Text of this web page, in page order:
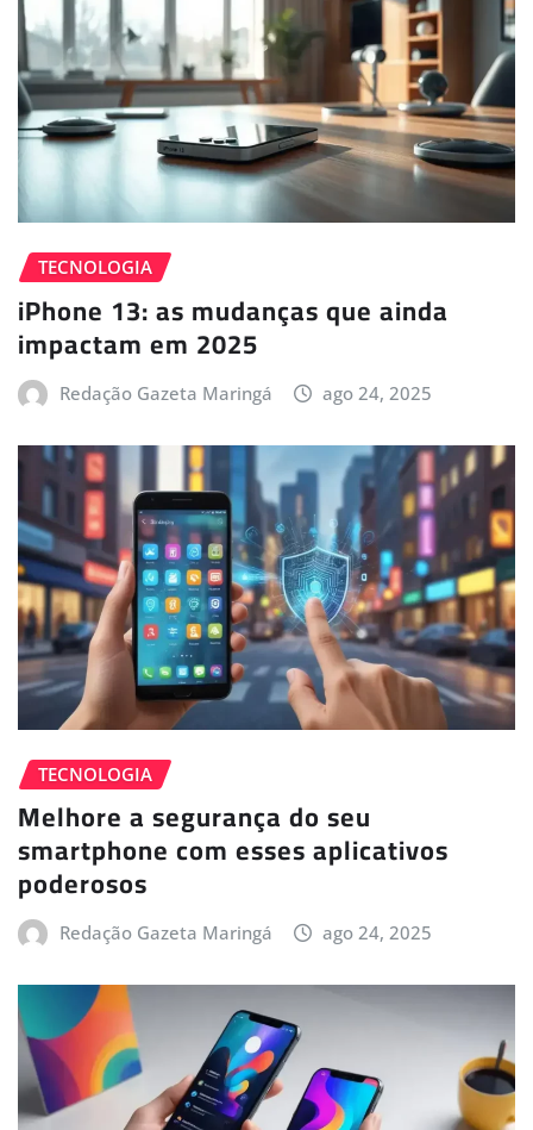
TECNOLOGIA
iPhone 13: as mudanças que ainda
impactam em 2025
Redação Gazeta Maringá ago 24, 2025
TECNOLOGIA
Melhore a segurança do seu
smartphone com esses aplicativos
poderosos
Redação Gazeta Maringá ago 24, 2025